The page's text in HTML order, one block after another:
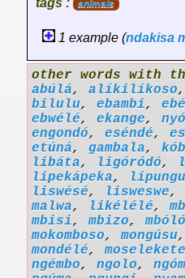
tags :
animals
1 example (ndakisa
other words with
abúlá, alíkilíkoso
bilulu, ebambi,
ebwélé, ekange,
engondó, eséndé,
etúná, gambala,
libáta, ligóródó,
lipekápeka,
liswésé, lisweswe,
malwa, likélélé,
mbisi,mbizo,
mokomboso,mongúsu
mondélé,moselekete
ngémbo, ngolo,